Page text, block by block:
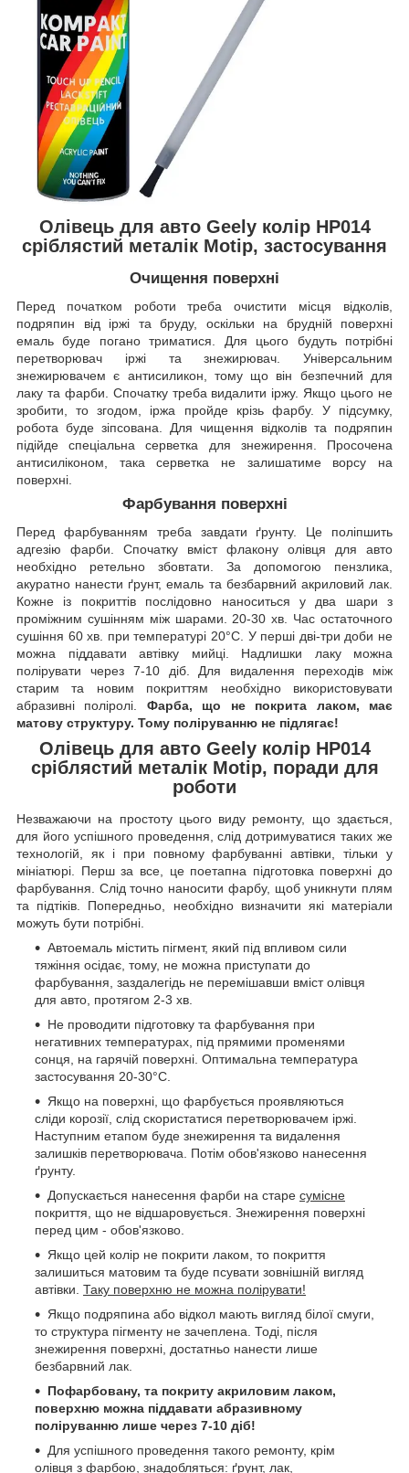
Олівець для авто Geely колір HP014
сріблястий металік Motip, застосування
Очищення поверхні
Перед початком роботи треба очистити місця відколів,
подряпин від іржі та бруду, оскільки на брудній поверхні
емаль буде погано триматися. Для цього будуть потрібні
перетворювач іржі та знежирювач. Універсальним
знежирювачем є антисиликон, тому що він безпечний для
лаку та фарби. Спочатку треба видалити іржу. Якщо цього не
зробити, то згодом, іржа пройде крізь фарбу. У підсумку,
робота буде зіпсована. Для чищення відколів та подряпин
підійде спеціальна серветка для знежирення. Просочена
антисиліконом, така серветка не залишатиме ворсу на
поверхні.
Фарбування поверхні
Перед фарбуванням треба завдати ґрунту. Це поліпшить
адгезію фарби. Спочатку вміст флакону олівця для авто
необхідно ретельно збовтати. За допомогою пензлика,
акуратно нанести ґрунт, емаль та безбарвний акриловий лак.
Кожне із покриттів послідовно наноситься у два шари з
проміжним сушінням між шарами. 20-30 хв. Час остаточного
сушіння 60 хв. при температурі 20°C. У перші дві-три доби не
можна піддавати автівку мийці. Надлишки лаку можна
полірувати через 7-10 діб. Для видалення переходів між
старим та новим покриттям необхідно використовувати
абразивні поліролі. Фарба, що не покрита лаком, має
матову структуру. Тому поліруванню не підлягає!
Олівець для авто Geely колір HP014
сріблястий металік Motip, поради для
роботи
Незважаючи на простоту цього виду ремонту, що здається,
для його успішного проведення, слід дотримуватися таких же
технологій, як і при повному фарбуванні автівки, тільки у
мініатюрі. Перш за все, це поетапна підготовка поверхні до
фарбування. Слід точно наносити фарбу, щоб уникнути плям
та підтіків. Попередньо, необхідно визначити які матеріали
можуть бути потрібні.
Автоемаль містить пігмент, який під впливом сили
тяжіння осідає, тому, не можна приступати до
фарбування, заздалегідь не перемішавши вміст олівця
для авто, протягом 2-3 хв.
Не проводити підготовку та фарбування при
негативних температурах, під прямими променями
сонця, на гарячій поверхні. Оптимальна температура
застосування 20-30°C.
Якщо на поверхні, що фарбується проявляються
сліди корозії, слід скористатися перетворювачем іржі.
Наступним етапом буде знежирення та видалення
залишків перетворювача. Потім обов'язково нанесення
ґрунту.
Допускається нанесення фарби на старе сумісне
покриття, що не відшаровується. Знежирення поверхні
перед цим - обов'язково.
Якщо цей колір не покрити лаком, то покриття
залишиться матовим та буде псувати зовнішній вигляд
автівки. Таку поверхню не можна полірувати!
Якщо подряпина або відкол мають вигляд білої смуги,
то структура пігменту не зачеплена. Тоді, після
знежирення поверхні, достатньо нанести лише
безбарвний лак.
Пофарбовану, та покриту акриловим лаком,
поверхню можна піддавати абразивному
поліруванню лише через 7-10 діб!
Для успішного проведення такого ремонту, крім
олівця з фарбою, знадобляться: ґрунт, лак,